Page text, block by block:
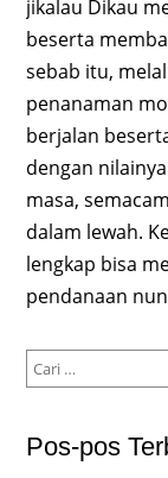
jikalau Dikau
beserta
sebab itu,
penanaman
berjalan
dengan
masa,
dalam lewah.
lengkap bisa
pendanaan
untuk:
Pos-pos